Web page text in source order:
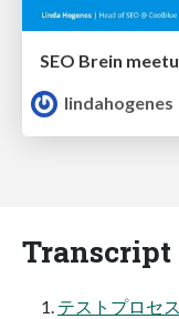
lindahogenes
Transcript
テストプロセ